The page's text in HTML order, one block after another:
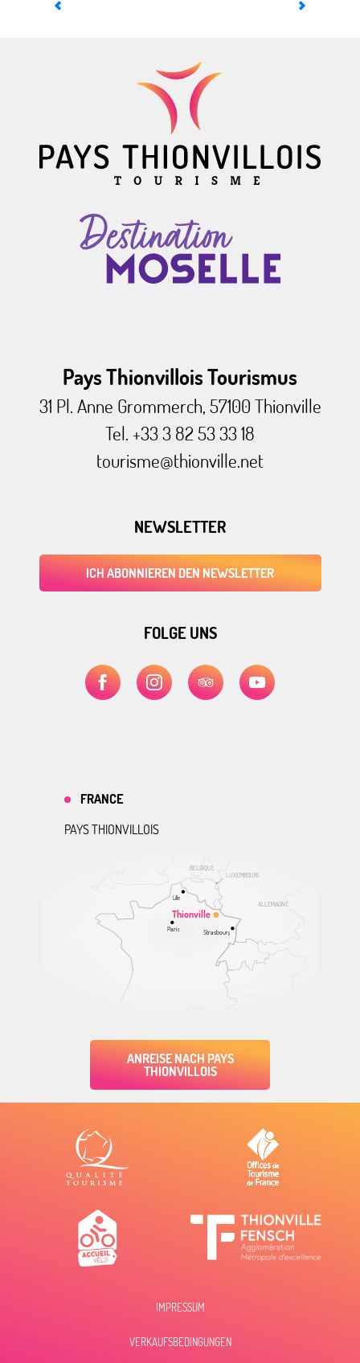
Pays Thionvillois Tourismus
31 Pl. Anne Grommerch, 57100 Thionville
Tel. +33 3 82 53 33 18
tourisme@thionville.net
NEWSLETTER
ICH ABONNIEREN DEN NEWSLETTER
FOLGE UNS
ALLEMAGNE
BELGIQUE
LUXEMBOURG
Thionville
Lille
Paris Strasbourg
FRANCE
PAYS THIONVILLOIS
ANREISE NACH PAYS
THIONVILLOIS
IMPRESSUM
VERKAUFSBEDINGUNGEN